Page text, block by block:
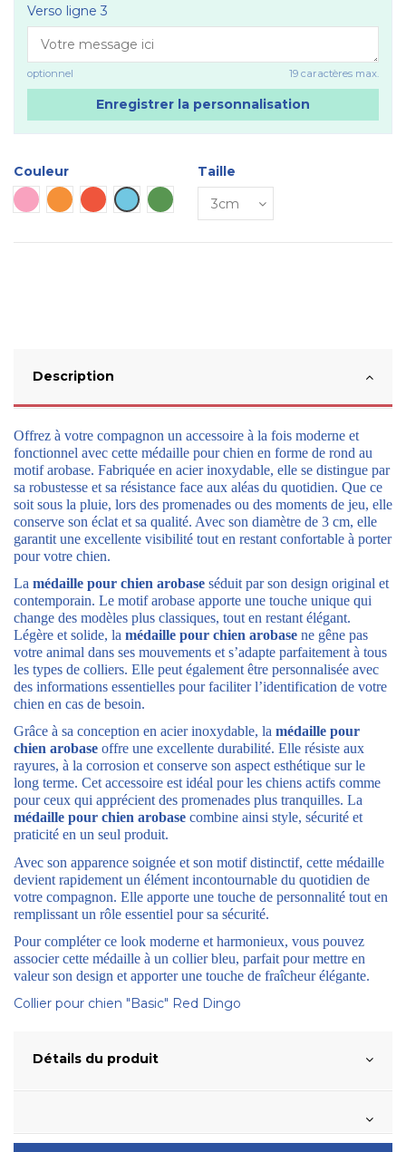
Verso ligne 3
optionnel 19 caractères max.
Enregistrer la personnalisation
Couleur
Rose
OrangeRougeBleu cielVerte
Taille
Description
Offrez à votre compagnon un accessoire à la fois moderne et
fonctionnel avec cette médaille pour chien en forme de rond au
motif arobase. Fabriquée en acier inoxydable, elle se distingue par
sa robustesse et sa résistance face aux aléas du quotidien. Que ce
soit sous la pluie, lors des promenades ou des moments de jeu, elle
conserve son éclat et sa qualité. Avec son diamètre de 3 cm, elle
garantit une excellente visibilité tout en restant confortable à porter
pour votre chien.
La médaille pour chien arobase séduit par son design original et
contemporain. Le motif arobase apporte une touche unique qui
change des modèles plus classiques, tout en restant élégant.
Légère et solide, la médaille pour chien arobase ne gêne pas
votre animal dans ses mouvements et s’adapte parfaitement à tous
les types de colliers. Elle peut également être personnalisée avec
des informations essentielles pour faciliter l’identification de votre
chien en cas de besoin.
Grâce à sa conception en acier inoxydable, la médaille pour
chien arobase offre une excellente durabilité. Elle résiste aux
rayures, à la corrosion et conserve son aspect esthétique sur le
long terme. Cet accessoire est idéal pour les chiens actifs comme
pour ceux qui apprécient des promenades plus tranquilles. La
médaille pour chien arobase combine ainsi style, sécurité et
praticité en un seul produit.
Avec son apparence soignée et son motif distinctif, cette médaille
devient rapidement un élément incontournable du quotidien de
votre compagnon. Elle apporte une touche de personnalité tout en
remplissant un rôle essentiel pour sa sécurité.
Pour compléter ce look moderne et harmonieux, vous pouvez
associer cette médaille à un collier bleu, parfait pour mettre en
valeur son design et apporter une touche de fraîcheur élégante.
Collier pour chien "Basic" Red Dingo
Détails du produit